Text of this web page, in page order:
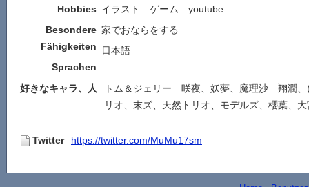
Hobbies イラスト ゲーム youtube
Besondere
Fähigkeiten
家でおならをする
Sprachen
日本語
好きなキャラ、人
トム＆ジェリー 咲夜、妖夢、魔理沙 翔潤、
リオ、末ズ、天然トリオ、モデルズ、櫻葉、
Twitter https://twitter.com/MuMu17sm